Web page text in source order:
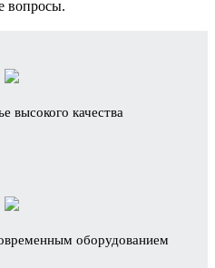
вопросы.
высокого качества
оборудованием